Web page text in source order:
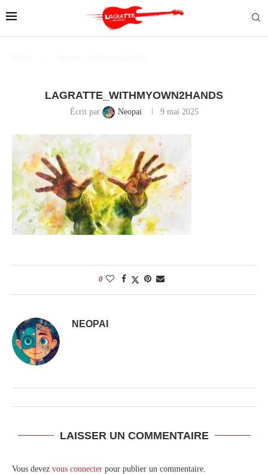
LAGRATTE_WITHMYOWN2HANDS
Écrit par Neopai 9 mai 2025
0
NEOPAI
LAISSER UN COMMENTAIRE
Vous devez vous connecter pour publier un commentaire.